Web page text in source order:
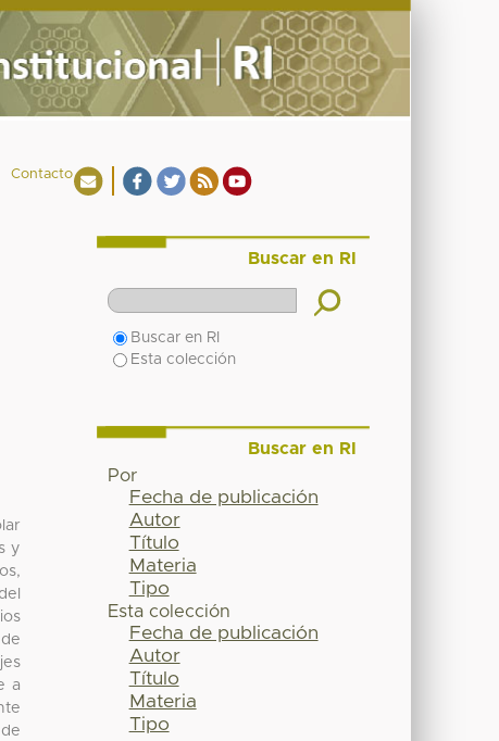
Contacto
y
a
Buscar en RI
Buscar en RI
Esta colección
Buscar en RI
Por
Fecha de publicación
Autor
Título
Materia
Tipo
Esta colección
Fecha de publicación
Autor
Título
Materia
Tipo